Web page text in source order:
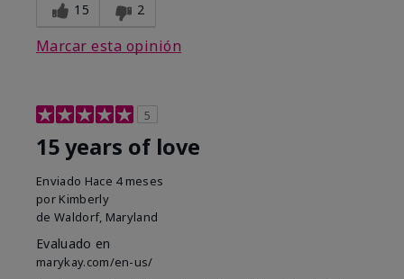
15 2
Marcar esta opinión
5
15 years of love
Enviado Hace 4 meses
por Kimberly
de Waldorf, Maryland
Evaluado en
marykay.com/en-us/